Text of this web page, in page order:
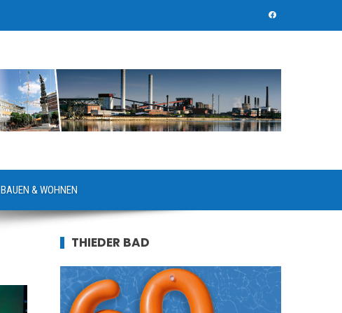
BAUEN & WOHNEN
THIEDER BAD